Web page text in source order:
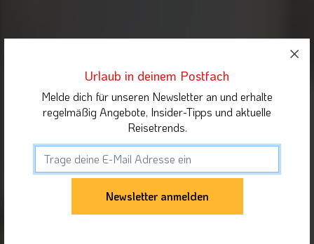
Urlaub in deinem Postfach
Melde dich für unseren Newsletter an und erhalte
regelmäßig Angebote, Insider-Tipps und aktuelle
Reisetrends.